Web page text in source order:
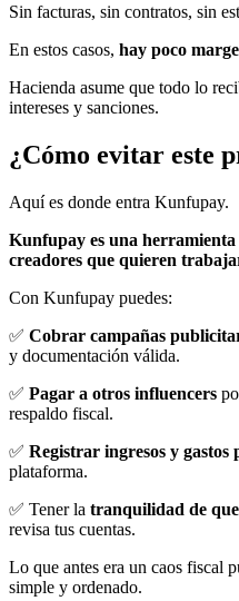
Sin facturas, sin contratos, sin
En estos casos, hay poco
Hacienda asume que todo lo
intereses y sanciones.
¿Cómo evitar este
Aquí es donde entra Kunfupay.
Kunfupay es una
creadores que quieren
Con Kunfupay puedes:
✅ Cobrar campañas
y documentación válida.
✅ Pagar a otros influencers
respaldo fiscal.
✅ Registrar ingresos y gastos
plataforma.
✅ Tener la tranquilidad de
revisa tus cuentas.
Lo que antes era un caos fiscal
simple y ordenado.